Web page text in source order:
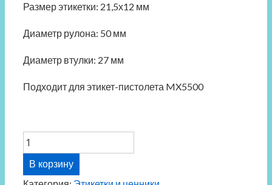
Размер этикетки: 21,5х12 мм
Диаметр рулона: 50 мм
Диаметр втулки: 27 мм
Подходит для этикет-пистолета MX5500
Количество
товара
Этикет
В корзину